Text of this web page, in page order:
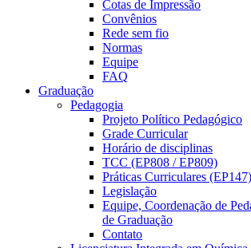
Cotas de Impressão
Convênios
Rede sem fio
Normas
Equipe
FAQ
Graduação
Pedagogia
Projeto Político Pedagógico
Grade Curricular
Horário de disciplinas
TCC (EP808 / EP809)
Práticas Curriculares (EP147)
Legislação
Equipe, Coordenação de
de Graduação
Contato